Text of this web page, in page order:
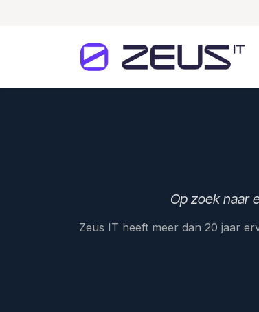
Op zoek naar
Zeus IT heeft meer dan 20 jaar